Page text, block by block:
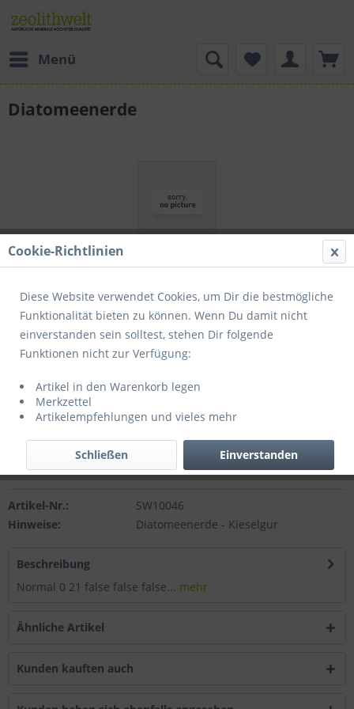
Menü
Diatomeenerde
58,30 € *
Preise inkl. gesetzlicher MwSt.
zzgl. Versandkosten
Sofort versandfertig, Lieferzeit 3-5 Werktage
Merken
Artikel-Nr.:
SW10046
Hinweise:
Diatomeenerde - Kieselgur
Beschreibung
Normal 0 21 false false false... mehr
Ähnliche Artikel
Kunden kauften auch
Cookie-Richtlinien
Diese Website verwendet Cookies, um Dir die bestmögliche
Funktionalität bieten zu können. Wenn Du damit nicht
einverstanden sein solltest, stehen Dir folgende
Funktionen nicht zur Verfügung:
Artikel in den Warenkorb legen
Merkzettel
Artikelempfehlungen und vieles mehr
Einverstanden
Schließen